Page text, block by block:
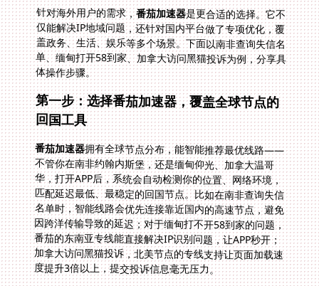
针对海外用户的需求，番茄加速器是更合适的选择。它不
仅能解决IP地域问题，还针对国内平台做了专项优化，覆
盖政务、生活、娱乐等多个场景。下面以南非查询失信名
单、缅甸打开58到家、加拿大访问黑猫投诉为例，分享具
体操作步骤。
第一步：选择番茄加速器，覆盖全球节点的
回国工具
番茄加速器拥有全球节点分布，能智能推荐最优线路——
不管你在南非约翰内斯堡，还是缅甸仰光、加拿大温哥
华，打开APP后，系统会自动检测你的位置、网络环境，
匹配延迟最低、最稳定的回国节点。比如在南非查询失信
名单时，智能线路会优先连接靠近国内的高速节点，避免
因跨洋传输导致的延迟；对于缅甸打不开58到家的问题，
番茄的东南亚专线能直接解决IP识别问题，让APP秒开；
加拿大访问黑猫投诉，北美节点的专线支持让页面加载速
度提升3倍以上，提交投诉信息毫无压力。